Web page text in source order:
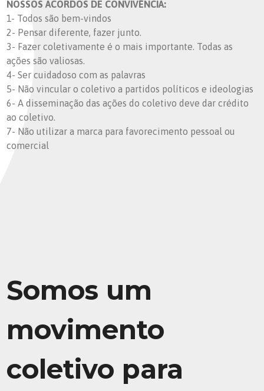
NOSSOS ACORDOS DE CONVIVÊNCIA:
1- Todos são bem-vindos
2- Pensar diferente, fazer junto.
3- Fazer coletivamente é o mais importante. Todas as
ações são valiosas.
4- Ser cuidadoso com as palavras
5- Não vincular o coletivo a partidos políticos e ideologias
6- A disseminação das ações do coletivo deve dar crédito
ao coletivo.
7- Não utilizar a marca para favorecimento pessoal ou
comercial
Somos um
movimento
coletivo para